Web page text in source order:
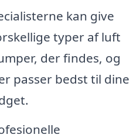
kan give
typer af luft
der findes, og
passer bedst til dine